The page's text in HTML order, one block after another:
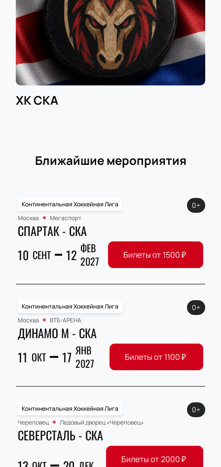
электронной почты.
Планируйте свой визит заранее: узнайте время
начала матча, цену билета и продолжительность
игры — вся нужная информация размещена на
нашем сайте вместе с актуальным расписанием
ближайших игр КХЛ.
ХК СКА
Ближайшие мероприятия
Континентальная Хоккейная Лига
Москва
Мегаспорт
СПАРТАК - СКА
10 СЕНТ 12 ФЕВ
2027
0+
Билеты от 1500₽
Континентальная Хоккейная Лига
Москва
ВТБ-АРЕНА
ДИНАМО М - СКА
11 ОКТ 17 ЯНВ
2027
0+
Билеты от 1100₽
Континентальная Хоккейная Лига
Череповец
Ледовый дворец «Череповец»
СЕВЕРСТАЛЬ - СКА
0+
Билеты от2000₽